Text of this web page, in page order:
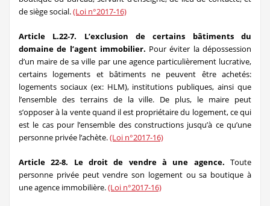
de siège social.(Loi n°2017-16)
Article L.22-7. L’exclusion de certains bâtiments du
domaine de l’agent immobilier. Pour éviter la dépossession
d’un maire de sa ville par une agence particulièrement lucrative,
certains logements et bâtiments ne peuvent être achetés:
logements sociaux (ex: HLM), institutions publiques, ainsi que
l’ensemble des terrains de la ville. De plus, le maire peut
s’opposer à la vente quand il est propriétaire du logement, ce qui
est le cas pour l’ensemble des constructions jusqu’à ce qu’une
personne privée l’achète.(Loi n°2017-16)
Article 22-8. Le droit de vendre à une agence. Toute
personne privée peut vendre son logement ou sa boutique à
une agence immobilière.(Loi n°2017-16)